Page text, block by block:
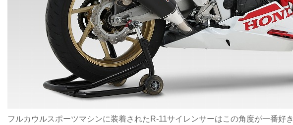
フルカウルスポーツマシンに装着されたR-11サイレンサーはこの角度が一番好き